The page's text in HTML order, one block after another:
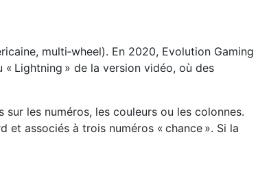
multi‑wheel). En 2020, Evolution Gaming
Lightning » de la version vidéo, où des
les numéros, les couleurs ou les colonnes.
et associés à trois numéros « chance ». Si la